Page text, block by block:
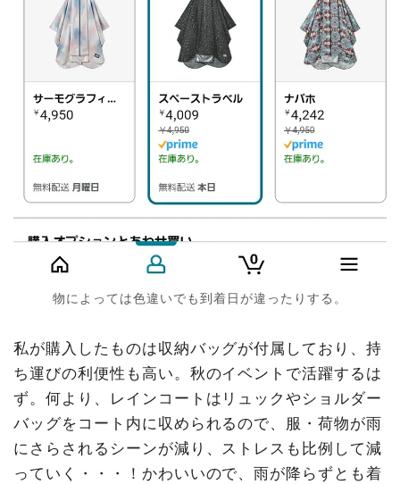
物によっては色違いでも到着日が違ったりする。
私が購入したものは収納バッグが付属しており、持
ち運びの利便性も高い。秋のイベントで活躍するは
ず。何より、レインコートはリュックやショルダー
バッグをコート内に収められるので、服・荷物が雨
にさらされるシーンが減り、ストレスも比例して減
っていく・・・！かわいいので、雨が降らずとも着